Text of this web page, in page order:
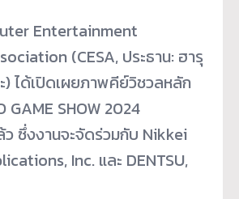
Entertainment
(CESA, ประธาน: ฮารุ
) ได้เปิดเผยภาพคีย์วิชวลหลัก
GAME SHOW 2024
ว ซึ่งงานจะจัดร่วมกับ Nikkei
Inc. และ DENTSU,